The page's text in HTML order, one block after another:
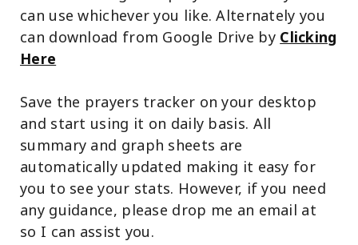
can use whichever you like. Alternately you
can download from Google Drive byClicking
Here
Save the prayers tracker on your desktop
and start using it on daily basis. All
summary and graph sheets are
automatically updated making it easy for
you to see your stats. However, if you need
any guidance, please drop me an email at
so I can assist you.